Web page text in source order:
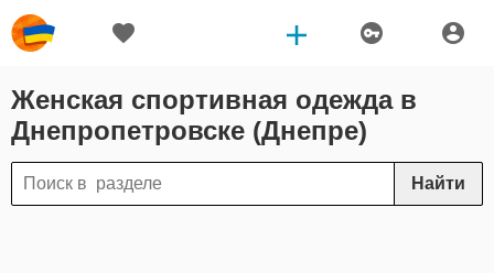
Женская спортивная одежда в
Днепропетровске (Днепре)
Найти